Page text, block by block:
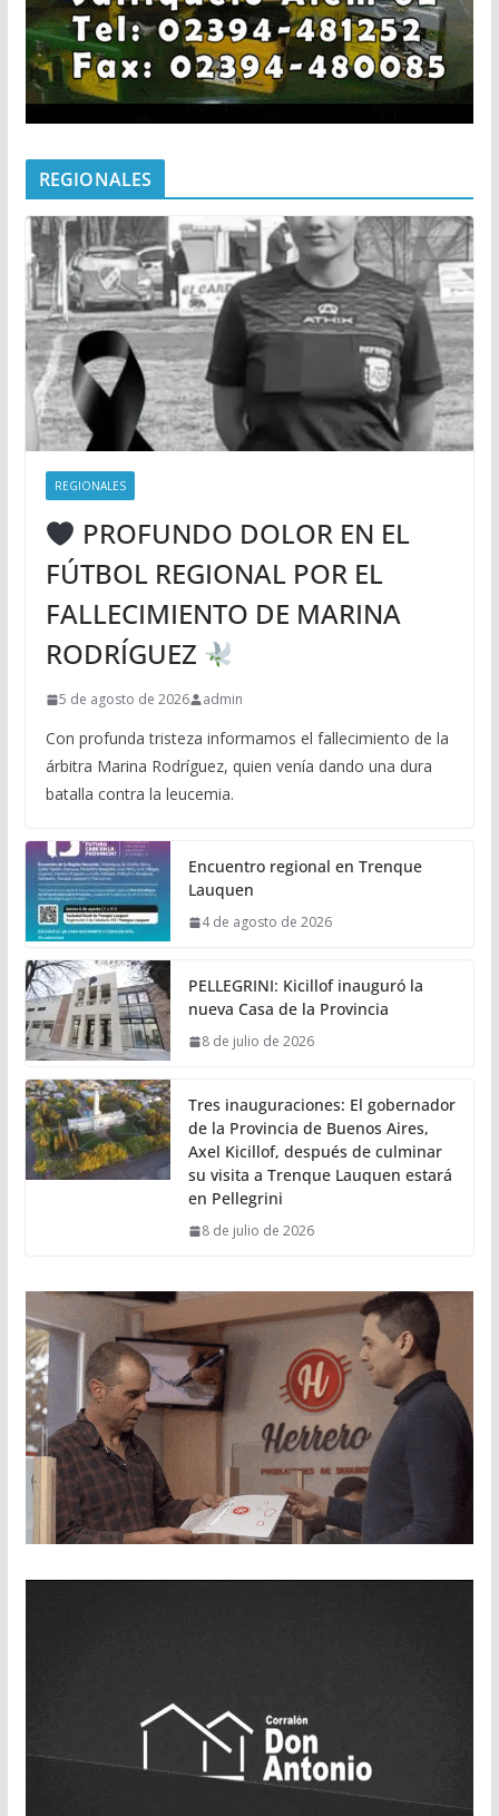
REGIONALES
REGIONALES
PROFUNDO DOLOR EN EL
FÚTBOL REGIONAL POR EL
FALLECIMIENTO DE MARINA
RODRÍGUEZ
5 de agosto de 2026 admin
Con profunda tristeza informamos el fallecimiento de la
árbitra Marina Rodríguez, quien venía dando una dura
batalla contra la leucemia.
Encuentro regional en Trenque
Lauquen
4 de agosto de 2026
PELLEGRINI: Kicillof inauguró la
nueva Casa de la Provincia
8 de julio de 2026
Tres inauguraciones: El gobernador
de la Provincia de Buenos Aires,
Axel Kicillof, después de culminar
su visita a Trenque Lauquen estará
en Pellegrini
8 de julio de 2026